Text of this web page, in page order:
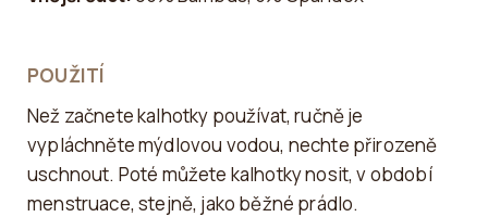
POUŽITÍ
Než začnete kalhotky používat, ručně je
vypláchněte mýdlovou vodou, nechte přirozeně
uschnout. Poté můžete kalhotky nosit, v období
menstruace, stejně, jako běžné prádlo.